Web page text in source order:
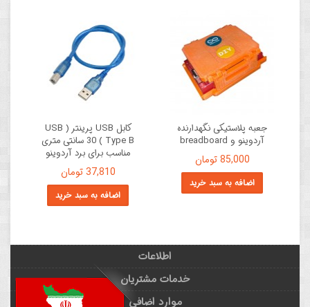
جعبه پلاستیکی نگهدارنده
آردوینو و breadboard
85,000 تومان
اضافه به سبد خرید
کابل USB پرینتر ( USB
Type B ) 30 سانتی متری
مناسب برای برد آردوینو
37,810 تومان
اضافه به سبد خرید
اطلاعات
خدمات مشتریان
موارد اضافی